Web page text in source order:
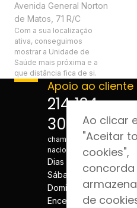
Avenida General Norton
de Matos, 71 R/C
Com a sua localização
ativa, conseguimos
mostrar a Unidade de
Saúde mais próxima e a
que distância fica de si.
Apoio ao cliente
214 124
300
*Custo de
chamada para a rede fixa
nacional
Dias úteis - 08h às 20h
Sábados - 08h às 20h
Domingos e Feriados -
Encerrado
Ao clicar
"Aceitar
cookies",
de